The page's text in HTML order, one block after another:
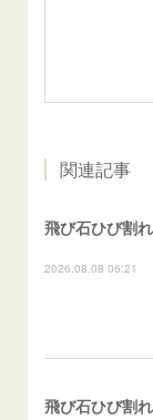
関連記事
2026.08.08 06:21